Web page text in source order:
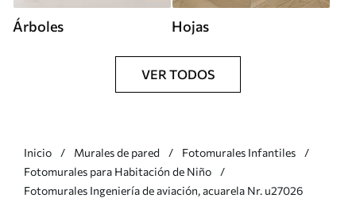
Árboles Hojas
VER TODOS
Inicio Murales de pared
Fotomurales Infantiles
Fotomurales para Habitación de Niño
Fotomurales Ingeniería de aviación, acuarela Nr. u27026